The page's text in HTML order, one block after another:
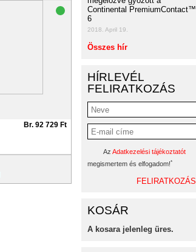
Br. 92 729 Ft
Continental PremiumContact™
6
2018. April 19.
Összes hír
HÍRLEVÉL
FELIRATKOZÁS
Az Adatkezelési tájékoztatót
megismertem és elfogadom!*
KOSÁR
A kosara jelenleg üres.